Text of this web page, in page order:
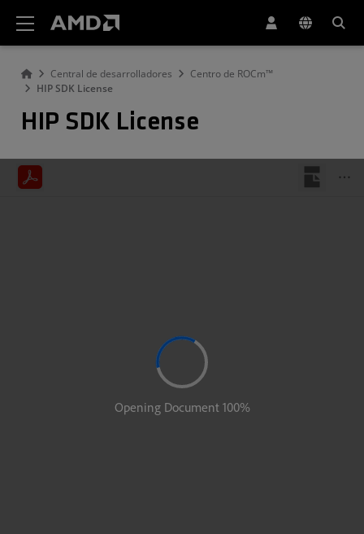
Central de desarrolladores
Centro de ROCm™
HIP SDK License
HIP SDK License